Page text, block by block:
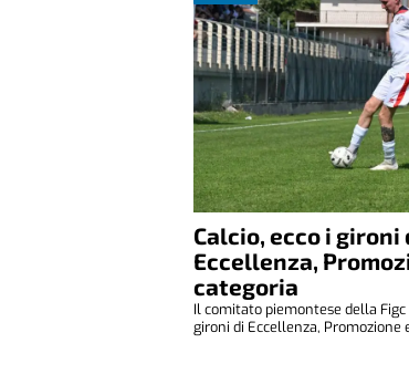
Calcio, ecco i gironi
Eccellenza,
categoria
Il comitato piemontese della
gironi di Eccellenza, Promozione